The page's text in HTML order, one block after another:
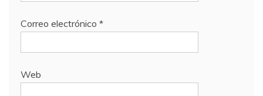
Correo electrónico *
Web